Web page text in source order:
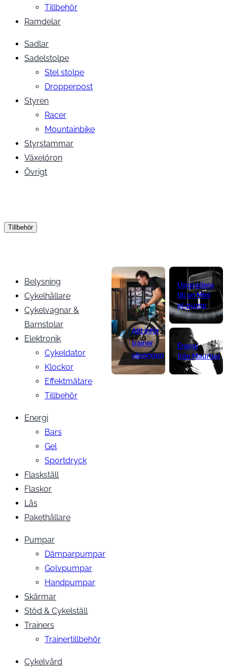
Tillbehör
Ramdelar
Sadlar
Sadelstolpe
Stel stolpe
Dropperpost
Styren
Racer
Mountainbike
Styrstammar
Växelöron
Övrigt
Tillbehör
Belysning
Cykelhållare
Cykelvagnar &
Barnstolar
Elektronik
Cykeldator
Klockor
Effektmätare
Tillbehör
Energi
Bars
Gel
Sportdryck
Flaskställ
Flaskor
Lås
Pakethållare
Pumpar
Dämparpumpar
Golvpumpar
Handpumpar
Skärmar
Stöd & Cykelställ
Trainers
Trainertillbehör
Cykelvård
Allt inför
trainer
säsongen
Upgradera
till en Mini
el-pump
Energi
från Maurten